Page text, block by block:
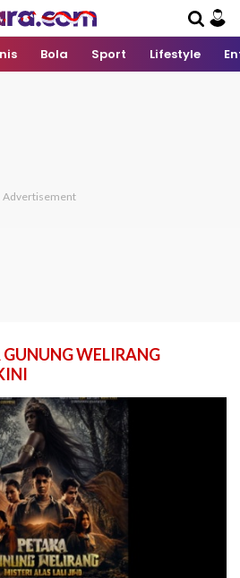
Bola Sport Lifestyle
WELIRANG